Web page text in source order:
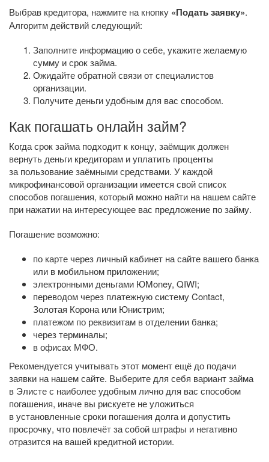
Выбрав кредитора, нажмите на кнопку «Подать заявку».
Алгоритм действий следующий:
Заполните информацию о себе, укажите желаемую
сумму и срок займа.
Ожидайте обратной связи от специалистов
организации.
Получите деньги удобным для вас способом.
Как погашать онлайн займ?
Когда срок займа подходит к концу, заёмщик должен
вернуть деньги кредиторам и уплатить проценты
за пользование заёмными средствами. У каждой
микрофинансовой организации имеется свой список
способов погашения, который можно найти на нашем сайте
при нажатии на интересующее вас предложение по займу.
Погашение возможно:
по карте через личный кабинет на сайте вашего банка
или в мобильном приложении;
электронными деньгами ЮMoney, QIWI;
переводом через платежную систему Contact,
Золотая Корона или Юнистрим;
платежом по реквизитам в отделении банка;
через терминалы;
в офисах МФО.
Рекомендуется учитывать этот момент ещё до подачи
заявки на нашем сайте. Выберите для себя вариант займа
в Элисте с наиболее удобным лично для вас способом
погашения, иначе вы рискуете не уложиться
в установленные сроки погашения долга и допустить
просрочку, что повлечёт за собой штрафы и негативно
отразится на вашей кредитной истории.